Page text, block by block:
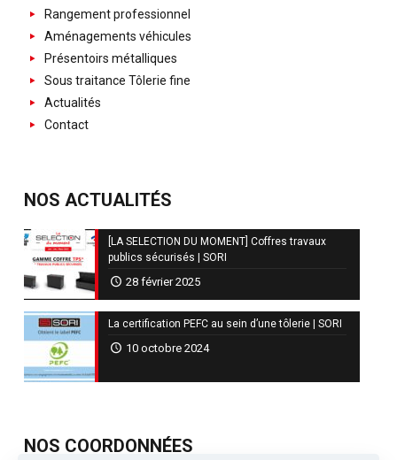
Rangement professionnel
Aménagements véhicules
Présentoirs métalliques
Sous traitance Tôlerie fine
Actualités
Contact
NOS ACTUALITÉS
[LA SELECTION DU MOMENT] Coffres travaux
publics sécurisés | SORI
28 février 2025
La certification PEFC au sein d’une tôlerie | SORI
10 octobre 2024
NOS COORDONNÉES